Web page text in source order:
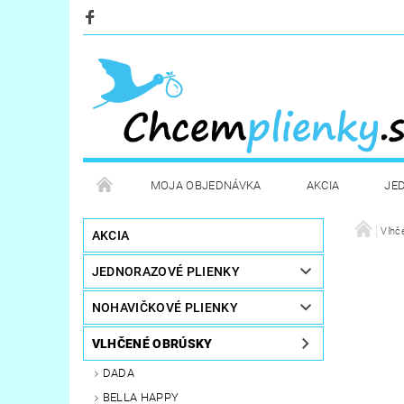
MOJA OBJEDNÁVKA AKCIA
KOZMETIKA
STERILIZÁTORY A OHRIEVAČE
AKCIA
JEDNORAZOVÉ PLIENKY
NOHAVIČKOVÉ PLIENKY
VLHČENÉ OBRÚSKY
DADA
BELLA HAPPY